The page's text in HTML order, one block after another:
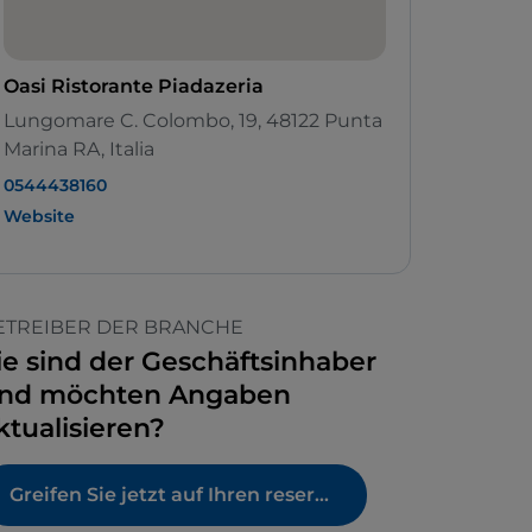
Oasi Ristorante Piadazeria
Lungomare C. Colombo, 19, 48122 Punta
Marina RA, Italia
0544438160
Website
DER BRANCHE
sind der Geschäftsinhaber
möchten Angaben
Greifen Sie jetzt auf Ihren reservierten Bereich zu